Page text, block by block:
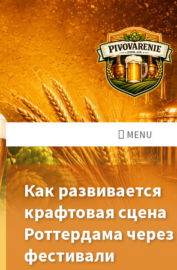
Skip
to
content
Skip
to
left
sidebar
Skip
to
right
sidebar
Skip
to
footer
MENU
Как развивается
крафтовая сцена
Роттердама через
фестивали